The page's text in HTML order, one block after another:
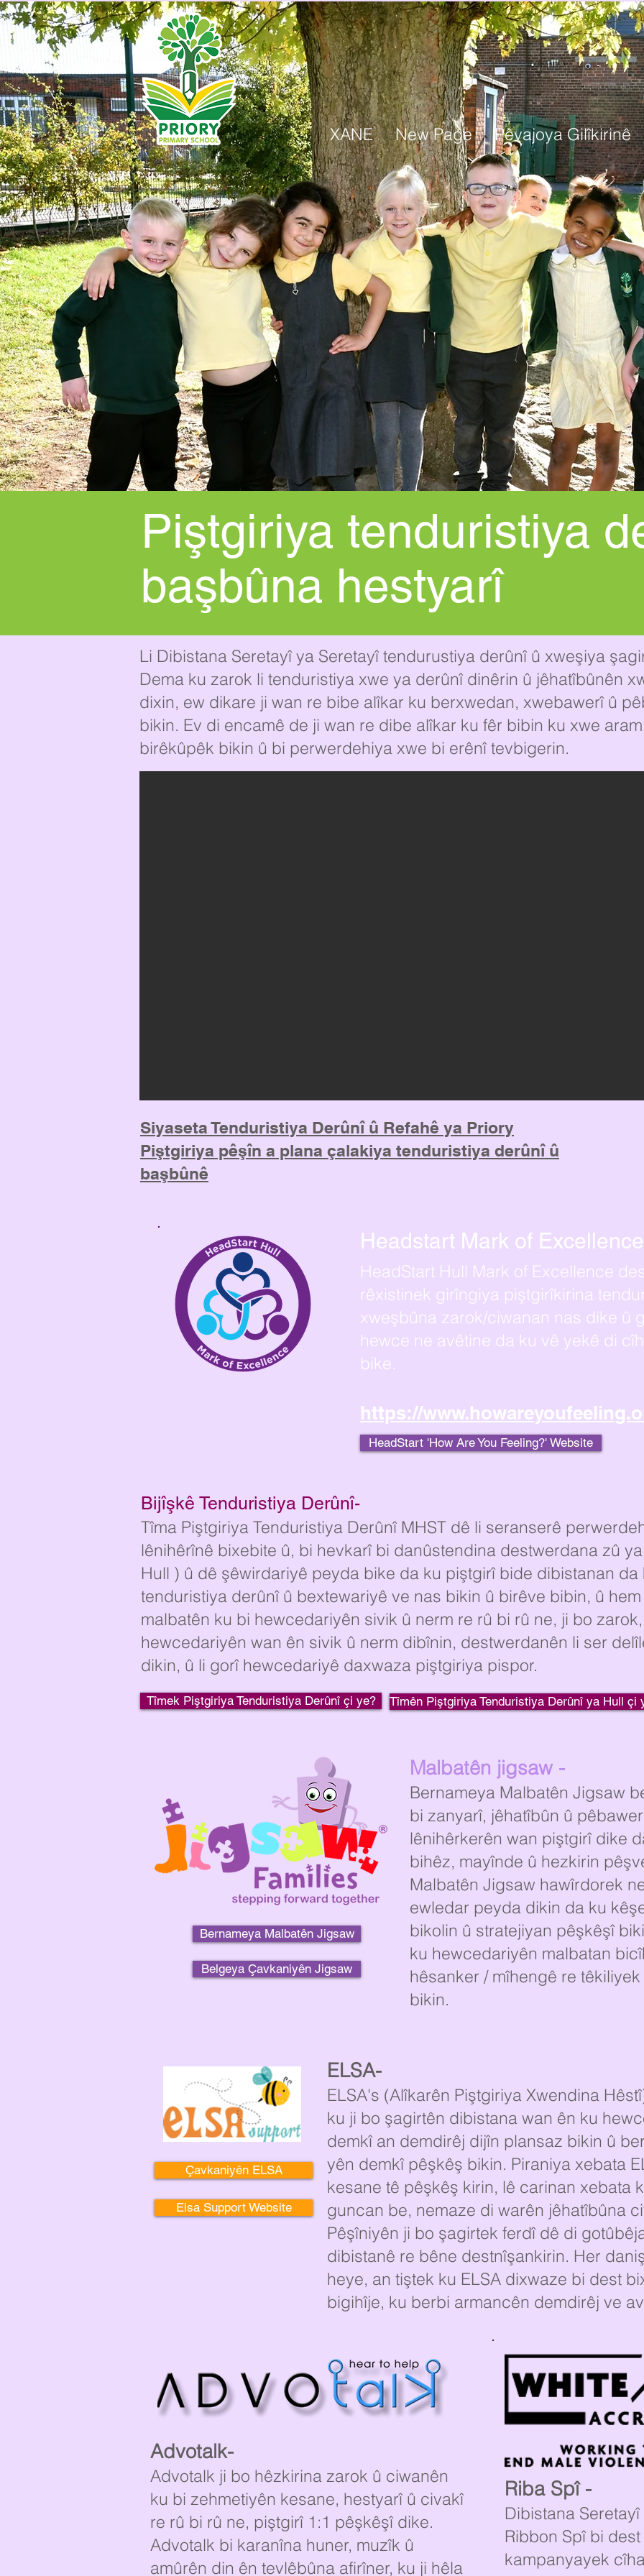
XANE New Page Pêvajoya Gilîkirinê
Piştgiriya tenduristiya
başbûna hestyarî
Li Dibistana Seretayî ya Seretayî tendurustiya derûnî û xweşiya
Dema ku zarok li tenduristiya xwe ya derûnî dinêrin û jêhatîbûnên
dixin, ew dikare ji wan re bibe alîkar ku berxwedan, xwebawerî û
bikin. Ev di encamê de ji wan re dibe alîkar ku fêr bibin ku xwe
birêkûpêk bikin û bi perwerdehiya xwe bi erênî tevbigerin.
Siyaseta Tenduristiya Derûnî û Refahê ya Priory
Piştgiriya pêşîn a plana çalakiya tenduristiya derûnî û
başbûnê
Headstart Mark of
HeadStart Hull Mark of Excellence
rêxistinek girîngiya piştgirîkirina
xweşbûna zarok/ciwanan nas dike û
hewce ne avêtine da ku vê yekê di
bike.
https://
HeadStart 'How Are You Feeling?' Website
Bijîşkê Tenduristiya Derûnî-
Tîma Piştgiriya Tenduristiya Derûnî MHST dê li seranserê
lênihêrînê bixebite û, bi hevkarî bi danûstendina destwerdana zû
Hull ) û dê şêwirdariyê peyda bike da ku piştgirî bide dibistanan
tenduristiya derûnî û bextewariyê ve nas bikin û birêve bibin, û
malbatên ku bi hewcedariyên sivik û nerm re rû bi rû ne, ji bo
hewcedariyên wan ên sivik û nerm dibînin, destwerdanên li ser
dikin, û li gorî hewcedariyê daxwaza piştgiriya pispor.
Tîmek Piştgiriya Tenduristiya Derûnî çi ye? Tîmên Piştgiriya Tenduristiya Derûnî ya Hull çi
Bernameya Malbatên Jigsaw
Belgeya Çavkaniyên Jigsaw
Malbatên jigsaw -
Bernameya Malbatên Jigsaw
bi zanyarî, jêhatîbûn û
lênihêrkerên wan piştgirî dike
bihêz, mayînde û hezkirin
Malbatên Jigsaw hawîrdorek
ewledar peyda dikin da ku
bikolin û stratejiyan pêşkêşî
ku hewcedariyên malbatan
hêsanker / mîhengê re
bikin.
Çavkaniyên ELSA
Elsa Support Website
ELSA-
ELSA's (Alîkarên Piştgiriya Xwendina
ku ji bo şagirtên dibistana wan ên ku
demkî an demdirêj dijîn plansaz bikin û
yên demkî pêşkêş bikin. Piraniya xebata
kesane tê pêşkêş kirin, lê carinan xebata
guncan be, nemaze di warên jêhatîbûna
Pêşîniyên ji bo şagirtek ferdî dê di
dibistanê re bêne destnîşankirin. Her
heye, an tiştek ku ELSA dixwaze bi dest
bigihîje, ku berbi armancên demdirêj ve
Advotalk-
Advotalk ji bo hêzkirina zarok û ciwanên
ku bi zehmetiyên kesane, hestyarî û civakî
re rû bi rû ne, piştgirî 1:1 pêşkêşî dike.
Advotalk bi karanîna huner, muzîk û
amûrên din ên tevlêbûna afirîner, ku ji hêla
Riba Spî -
Dibistana
Ribbon Spî bi
kampanyayek